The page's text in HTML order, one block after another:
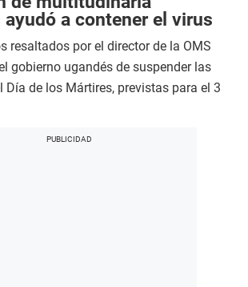
a contener el virus
resaltados por el director de la OMS
gobierno ugandés de suspender las
Día de los Mártires, previstas para el 3